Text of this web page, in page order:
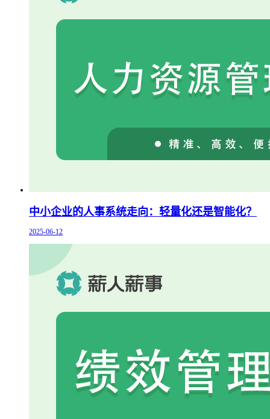
中小企业的人事系统走向：轻量化还是智能化？
2025-06-12